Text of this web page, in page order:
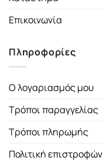
Επικοινωνία
Πληροφορίες
Ο λογαριασμός μου
Τρόποι παραγγελίας
Τρόποι πληρωμής
Πολιτική επιστροφών